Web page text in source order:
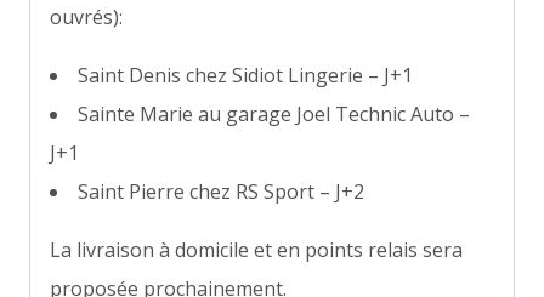
ouvrés):
Saint Denis chez Sidiot Lingerie – J+1
Sainte Marie au garage Joel Technic Auto –
J+1
Saint Pierre chez RS Sport – J+2
La livraison à domicile et en points relais sera
proposée prochainement.